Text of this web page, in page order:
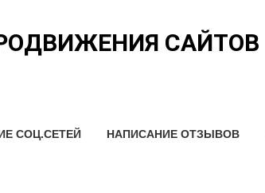
САЙТОВ
СОЦ.СЕТЕЙ НАПИСАНИЕ ОТЗЫВОВ